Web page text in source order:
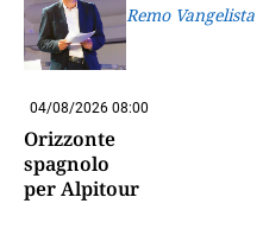
Remo Vangelista
04/08/2026 08:00
Orizzonte
spagnolo
per Alpitour